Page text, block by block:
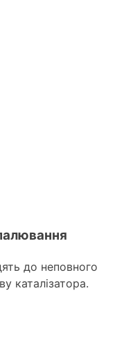
до неповного
каталізатора.